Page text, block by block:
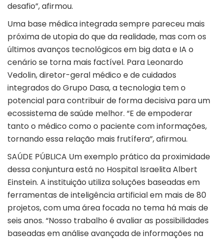
desafio”, afirmou.
Uma base médica integrada sempre pareceu mais
próxima de utopia do que da realidade, mas com os
últimos avanços tecnológicos em big data e IA o
cenário se torna mais factível. Para Leonardo
Vedolin, diretor-geral médico e de cuidados
integrados do Grupo Dasa, a tecnologia tem o
potencial para contribuir de forma decisiva para um
ecossistema de saúde melhor. “E de empoderar
tanto o médico como o paciente com informações,
tornando essa relação mais frutífera”, afirmou.
SAÚDE PÚBLICA Um exemplo prático da proximidade
dessa conjuntura está no Hospital Israelita Albert
Einstein. A instituição utiliza soluções baseadas em
ferramentas de inteligência artificial em mais de 80
projetos, com uma área focada no tema há mais de
seis anos. “Nosso trabalho é avaliar as possibilidades
baseadas em análise avançada de informações na